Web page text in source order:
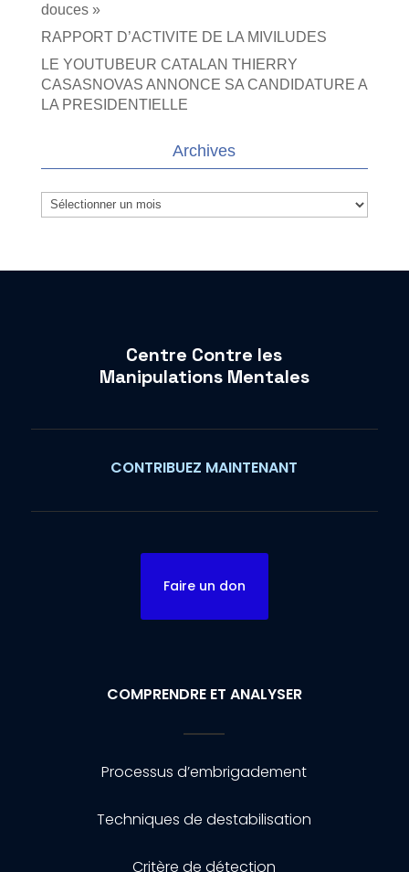
douces »
RAPPORT D’ACTIVITE DE LA MIVILUDES
LE YOUTUBEUR CATALAN THIERRY
CASASNOVAS ANNONCE SA CANDIDATURE A
LA PRESIDENTIELLE
Archives
Archives
Centre Contre les
Manipulations Mentales
CONTRIBUEZ MAINTENANT
Faire un don
COMPRENDRE ET ANALYSER
Processus d’embrigadement
Techniques de destabilisation
Critère de détection